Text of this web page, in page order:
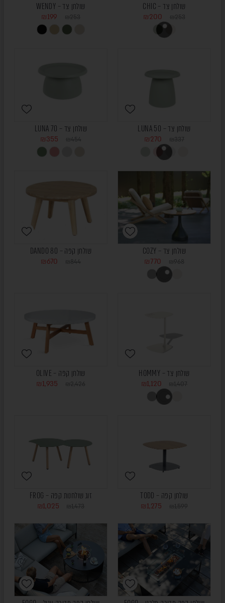
שולחן צד – CHIC
253
₪200
שולחן צד – WENDY
253
₪199
שולחן צד – LUNA 50
337
₪270
שולחן צד – LUNA 70
454
₪355
שולחן צד – COZY
968
₪770
שולחן קפה – DANDO 80
844
₪670
שולחן צד – HOMMY
1,407
₪1,120
שולחן קפה – OLIVE
2,426
₪1,935
שולחן קפה – TODD
1,599
₪1,275
זוג שולחנות קפה – FROG
1,473
₪1,025